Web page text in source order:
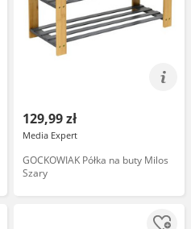
129,99 zł
Media Expert
GOCKOWIAK Półka na buty Milos
Szary